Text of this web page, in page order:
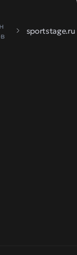
sportstage.ru